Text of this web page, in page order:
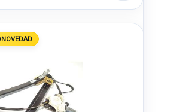
NOVEDAD